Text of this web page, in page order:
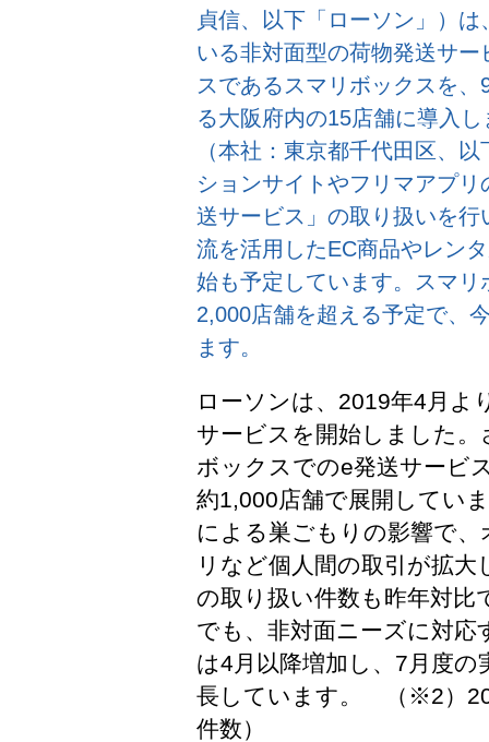
貞信、以下「ローソン」）
いる非対面型の荷物発送サ
スであるスマリボックスを
る大阪府内の15店舗に導入
（本社：東京都千代田区、
ションサイトやフリマアプ
送サービス」の取り扱いを
流を活用したEC商品やレン
始も予定しています。スマ
2,000店舗を超える予定で、
ます。
ローソンは、2019年4月よ
サービスを開始しました
ボックスでのe発送サービ
約1,000店舗で展開してい
による巣ごもりの影響で
リなど個人間の取引が拡
の取り扱い件数も昨年対
でも、非対面ニーズに対
は4月以降増加し、7月度
長しています。 （※2）
件数）